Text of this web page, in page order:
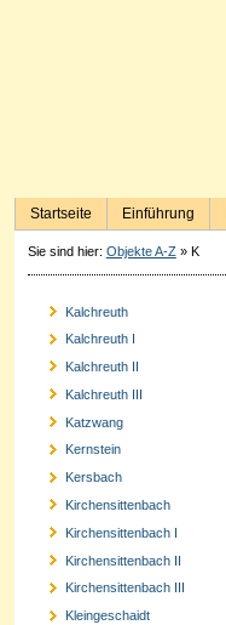
Startseite Einführung
Sie sind hier: Objekte A-Z» K
Kalchreuth
Kalchreuth I
Kalchreuth II
Kalchreuth III
Katzwang
Kernstein
Kersbach
Kirchensittenbach
Kirchensittenbach I
Kirchensittenbach II
Kirchensittenbach III
Kleingeschaidt